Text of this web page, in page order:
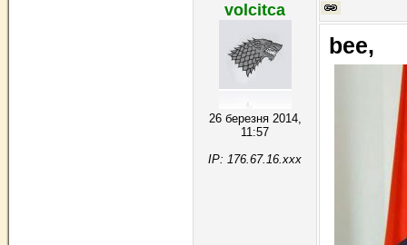
volcitca
26 березня 2014,
11:57
IP: 176.67.16.xxx
bee,